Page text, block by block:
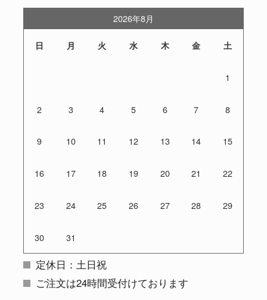
2026年8月
日 月 火 水 木 金 土
1
2 3 4 5 6 7 8
9 10 11 12 13 14 15
16 17 18 19 20 21 22
23 24 25 26 27 28 29
30 31
定休日：土日祝
ご注文は24時間受付けております